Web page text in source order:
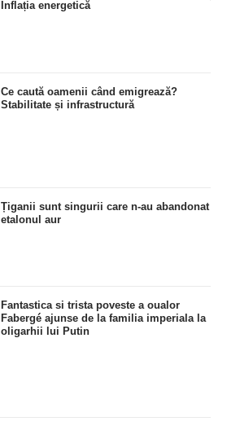
Inflația energetică
Ce caută oamenii când emigrează?
Stabilitate și infrastructură
Țiganii sunt singurii care n-au abandonat
etalonul aur
Fantastica si trista poveste a oualor
Fabergé ajunse de la familia imperiala la
oligarhii lui Putin